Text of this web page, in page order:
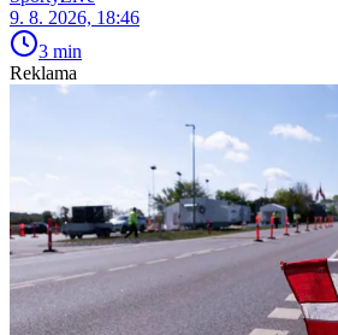
9. 8. 2026, 18:46
3 min
Reklama